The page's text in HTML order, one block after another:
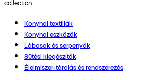
collection
Konyhai textíliák
Konyhai eszközök
Lábosok és serpenyők
Sütési kiegészítők
Élelmiszer-tárolás és rendszerezés